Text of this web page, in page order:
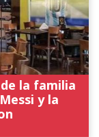
la familia
y la